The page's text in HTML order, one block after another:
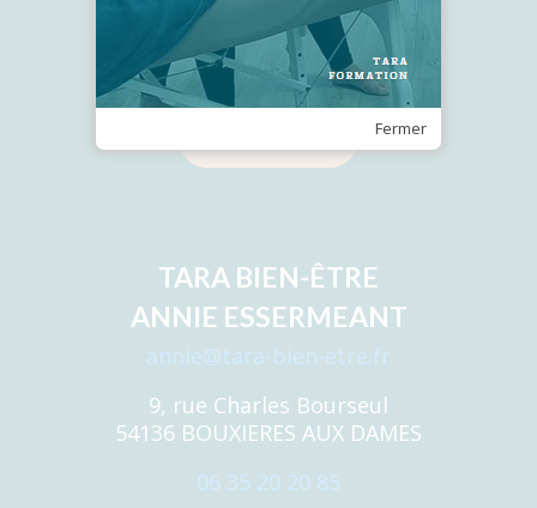
Recevez notre Newsletter
TARA BIEN-ÊTRE
ANNIE ESSERMEANT
annie@tara-bien-etre.fr
9, rue Charles Bourseul
54136 BOUXIERES AUX DAMES
06 35 20 20 85
Fermer